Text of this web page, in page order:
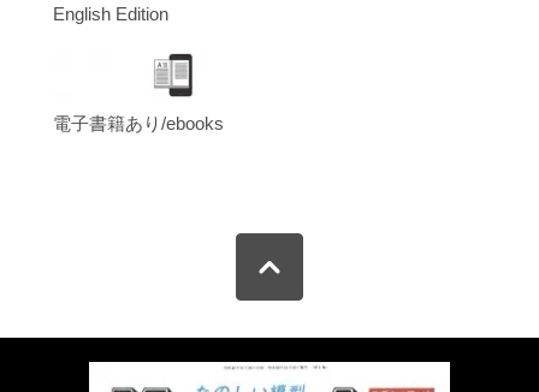
English Edition
電子書籍あり/ebooks